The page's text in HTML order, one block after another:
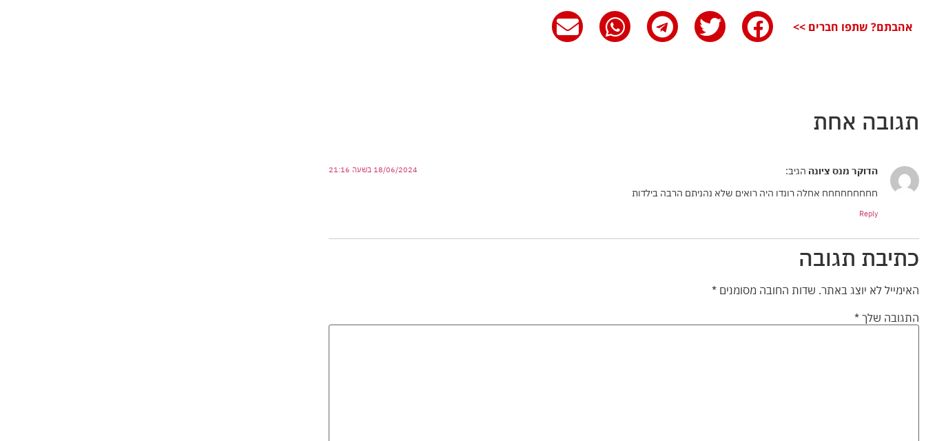
אהבתם? שתפו חברים >>
תגובה אחת
הדוקר מנס ציונה הגיב: 18/06/2024 בשעה 21:16
חחחחחחחחח אחלה רונדו היה רואים שלא נהניתם הרבה בילדות
Reply
כתיבת תגובה
האימייל לא יוצג באתר. שדות החובה מסומנים *
התגובה שלך *